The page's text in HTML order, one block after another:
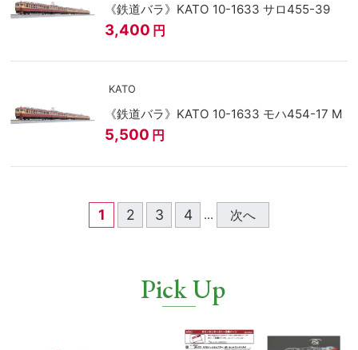
《鉄道バラ》KATO 10-1633 サロ455-39
3,400 円
KATO
《鉄道バラ》KATO 10-1633 モハ454-17 M
5,500 円
1 2 3 4 ... 次へ
Pick Up